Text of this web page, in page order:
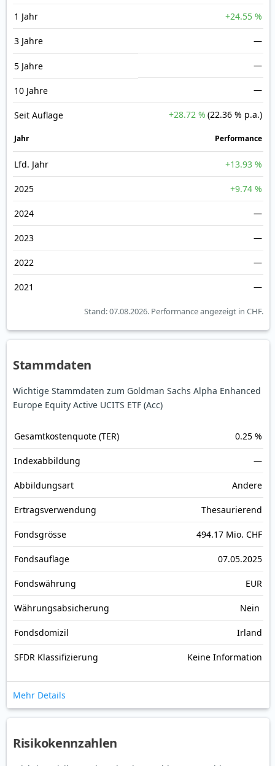
1 Jahr +24.55 %
3 Jahre —
5 Jahre —
10 Jahre —
Seit Auflage +28.72 % (22.36 % p.a.)
Jahr Perfor­mance
Lfd. Jahr +13.93 %
2025 +9.74 %
2024 —
2023 —
2022 —
2021 —
Stand: 07.08.2026. Performance angezeigt in CHF.
Stammdaten
Wichtige Stammdaten zum Goldman Sachs Alpha Enhanced
Europe Equity Active UCITS ETF (Acc)
Gesamt­kosten­quote (TER) 0.25 %
Index­abbildung —
Abbildungs­art Andere
Ertrags­verwendung Thesaurierend
Fonds­grösse 494.17 Mio. CHF
Fonds­auflage 07.05.2025
Fonds­währung EUR
Währungsabsicherung Nein
Fondsdomizil Irland
SFDR Klassifizierung Keine Information
Mehr Details
Risikokennzahlen